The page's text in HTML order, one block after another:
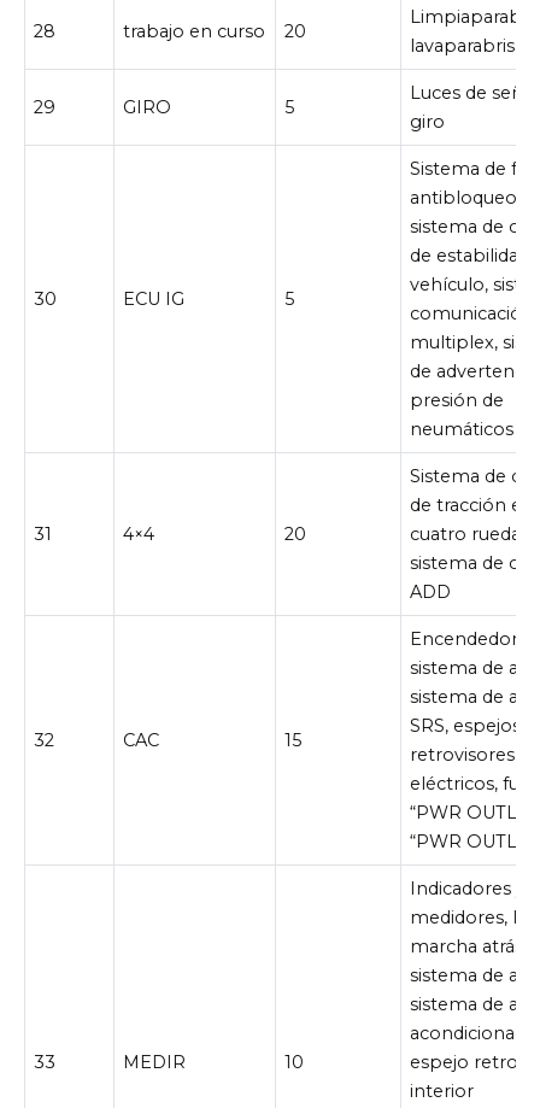
28 trabajo en curso 20
lavaparabrisas
29 GIRO 5
Luces de
giro
30 ECU IG 5
Sistema de
antibloqueo,
sistema de
de estabilidad
vehículo,
comunicación
multiplex,
de
presión de
neumáticos
31 4×4 20
Sistema de
de tracción en
cuatro ruedas,
sistema de
ADD
32 CAC 15
Encendedor,
sistema de
sistema de
SRS, espejos
retrovisores
eléctricos,
“PWR OUTLET
“PWR
33 MEDIR 10
Indicadores y
medidores,
marcha atrás,
sistema de
sistema de aire
espejo
interior